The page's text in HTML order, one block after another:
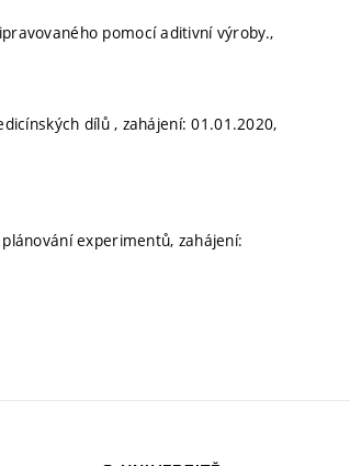
pomocí aditivní výroby.,
dílů , zahájení: 01.01.2020,
experimentů, zahájení: